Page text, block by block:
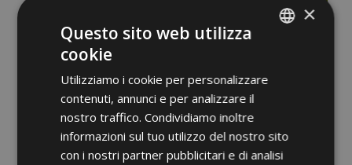
GERMAN
×
Questo sito web utilizza
cookie
Utilizziamo i cookie per personalizzare
contenuti, annunci e per analizzare il
nostro traffico. Condividiamo inoltre
informazioni sul tuo utilizzo del nostro sito
con i nostri partner pubblicitari e di analisi